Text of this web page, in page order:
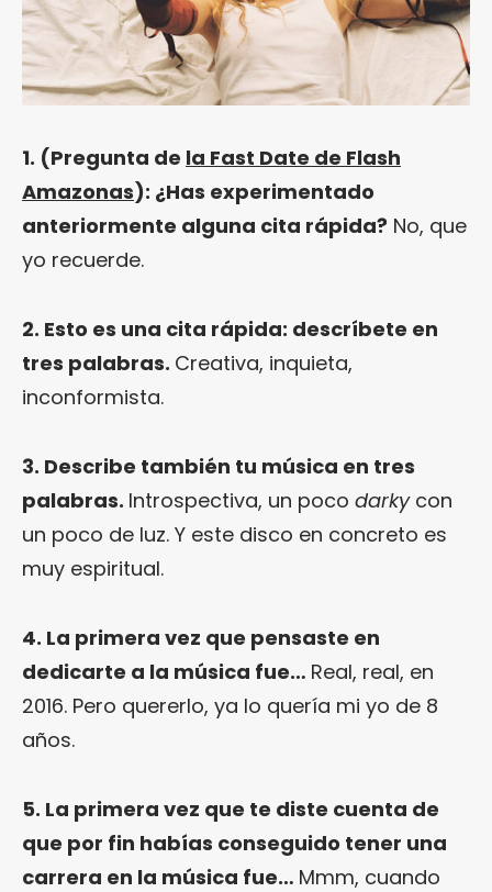
1. (Pregunta de la Fast Date de Flash
Amazonas): ¿Has experimentado
anteriormente alguna cita rápida? No, que
yo recuerde.
2. Esto es una cita rápida: descríbete en
tres palabras. Creativa, inquieta,
inconformista.
3. Describe también tu música en tres
palabras. Introspectiva, un poco darkycon
un poco de luz. Y este disco en concreto es
muy espiritual.
4. La primera vez que pensaste en
dedicarte a la música fue… Real, real, en
2016. Pero quererlo, ya lo quería mi yo de 8
años.
5. La primera vez que te diste cuenta de
que por fin habías conseguido tener una
carrera en la música fue… Mmm, cuando